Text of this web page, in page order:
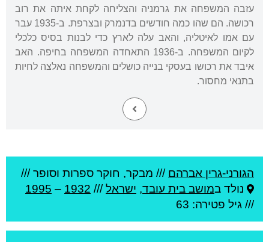
עזבה המשפחה את גרמניה והצליחה לקחת איתה את רוב
רכושה. הם שהו כמה חודשים בדנמרק ובצרפת. ב-1935 עבר
עם אמו לאיטליה, והאב עלה לארץ כדי לבנות בסיס כלכלי
לקיום המשפחה. ב-1936 התאחדה המשפחה בחיפה. האב
איבד את רכושו בעסקי בנייה כושלים והמשפחה נאלצה לחיות
בתנאי מחסור.
הגורני-גרין אברהם /// מבקר, חוקר ספרות וסופר ///
נולד במושב בית עובד, ישראל///
1932
–
1995
/// גיל פטירה: 63